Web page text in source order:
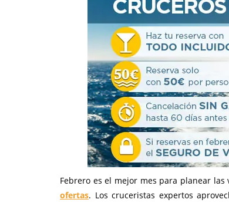
Febrero es el mejor mes para planear las
ofertas. Los cruceristas expertos